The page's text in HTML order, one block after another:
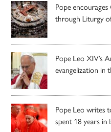
Pope
through Liturgy
Pope Leo XIV’s
evangelization in
Pope Leo writes
spent 18 years in